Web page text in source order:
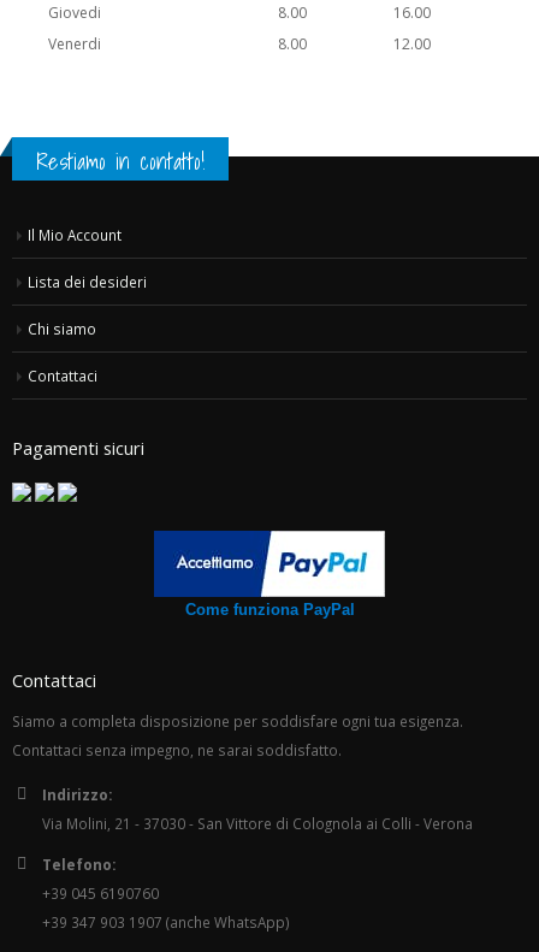
Giovedi
8.00
16.00
Venerdi
8.00 12.00
Restiamo in contatto!
Il Mio Account
Lista dei desideri
Chi siamo
Contattaci
Pagamenti sicuri
Come funziona PayPal
Contattaci
Siamo a completa disposizione per soddisfare ogni tua esigenza.
Contattaci senza impegno, ne sarai soddisfatto.
Indirizzo:
Via Molini, 21 - 37030 - San Vittore di Colognola ai Colli - Verona
Telefono:
+39 045 6190760
+39 347 903 1907 (anche WhatsApp)